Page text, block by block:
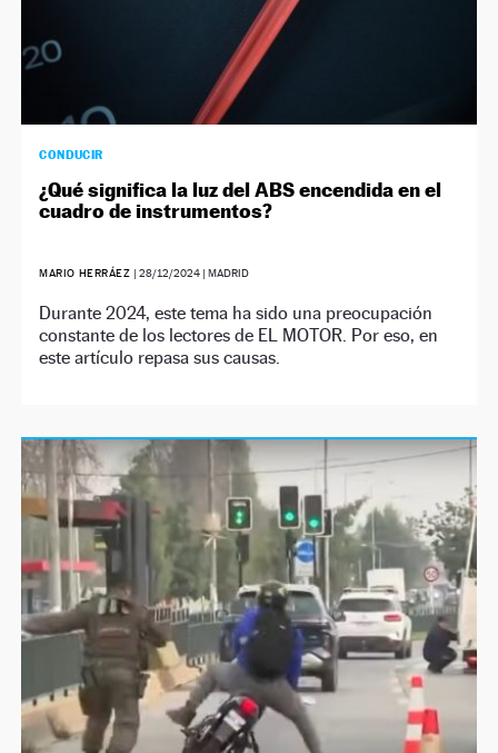
CONDUCIR
¿Qué significa la luz del ABS encendida en el
cuadro de instrumentos?
MARIO HERRÁEZ | 28/12/2024| MADRID
Durante 2024, este tema ha sido una preocupación
constante de los lectores de EL MOTOR. Por eso, en
este artículo repasa sus causas.